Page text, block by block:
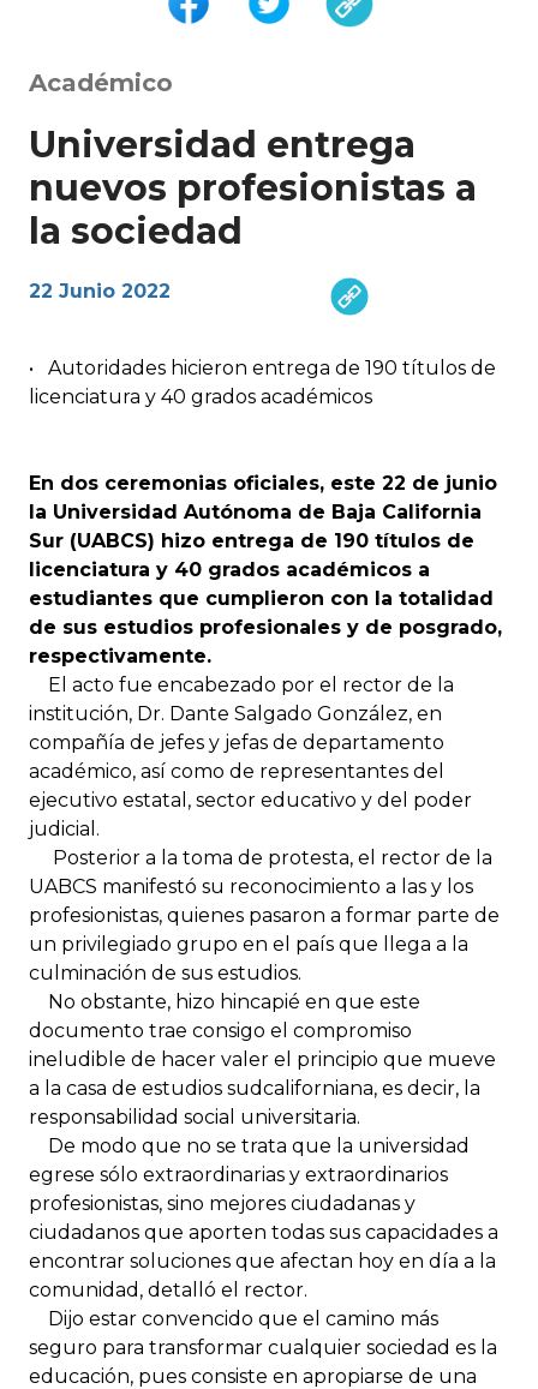
Académico
Universidad entrega
nuevos profesionistas a
la sociedad
22 Junio 2022
•
Autoridades hicieron entrega de 190 títulos de
licenciatura y 40 grados académicos
En dos ceremonias oficiales, este 22 de junio
la Universidad Autónoma de Baja California
Sur (UABCS) hizo entrega de 190 títulos de
licenciatura y 40 grados académicos a
estudiantes que cumplieron con la totalidad
de sus estudios profesionales y de posgrado,
respectivamente.
El acto fue encabezado por el rector de la
institución, Dr. Dante Salgado González, en
compañía de jefes y jefas de departamento
académico, así como de representantes del
ejecutivo estatal, sector educativo y del poder
judicial.
Posterior a la toma de protesta, el rector de la
UABCS manifestó su reconocimiento a las y los
profesionistas, quienes pasaron a formar parte de
un privilegiado grupo en el país que llega a la
culminación de sus estudios.
No obstante, hizo hincapié en que este
documento trae consigo el compromiso
ineludible de hacer valer el principio que mueve
a la casa de estudios sudcaliforniana, es decir, la
responsabilidad social universitaria.
De modo que no se trata que la universidad
egrese sólo extraordinarias y extraordinarios
profesionistas, sino mejores ciudadanas y
ciudadanos que aporten todas sus capacidades a
encontrar soluciones que afectan hoy en día a la
comunidad, detalló el rector.
Dijo estar convencido que el camino más
seguro para transformar cualquier sociedad es la
educación, pues consiste en apropiarse de una